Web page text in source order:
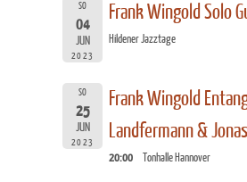
SO
04
JUN
2023
Frank Wingold Solo
Hildener Jazztage
SO
25
JUN
2023
Frank Wingold
Landfermann &
20:00 Tonhalle Hannover